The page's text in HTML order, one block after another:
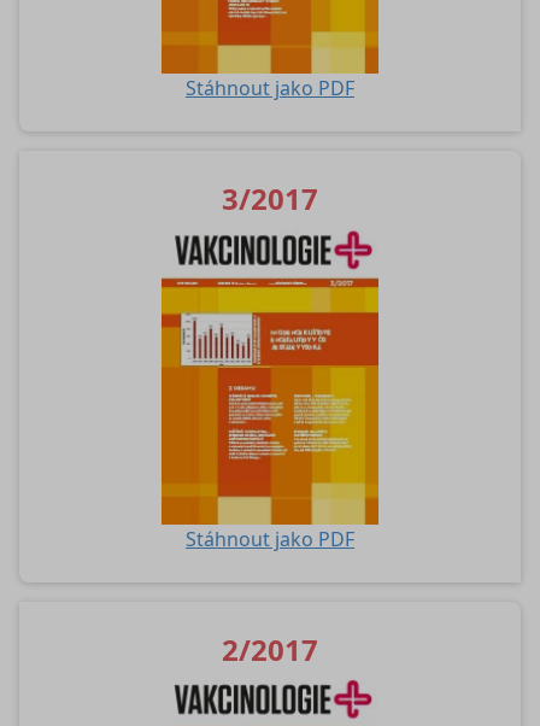
Stáhnout jako PDF
3/2017
Stáhnout jako PDF
2/2017